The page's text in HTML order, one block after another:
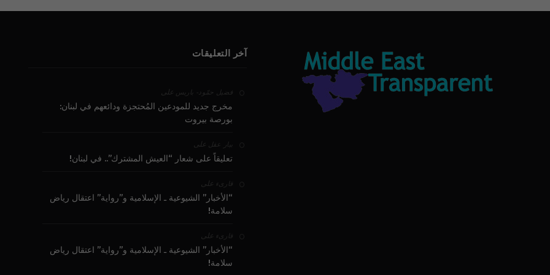
آخر التعليقات
فضيل حمّود - باريس على
مخرج جديد للمودعين المُحتجزة ودائعهم في لبنان:
بورصة بيروت
بيار عقل على
تعليقاً على شعار “العيش المشترك”.. في لبنان!
قارىء على
“الأخبار” الشيوعية ـ الإسلامية و”رواية” اعتقال رياض
سلامة!
قارىء على
“الأخبار” الشيوعية ـ الإسلامية و”رواية” اعتقال رياض
سلامة!